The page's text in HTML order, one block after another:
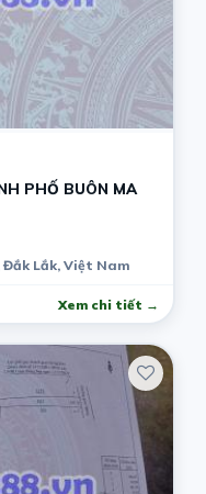
PHỐ BUÔN MA
Lắk, Việt Nam
Xem chi tiết →